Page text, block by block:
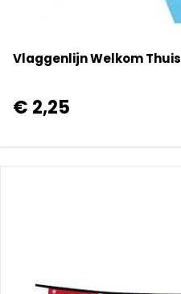
Vlaggenlijn Welkom Thuis
€ 2,25